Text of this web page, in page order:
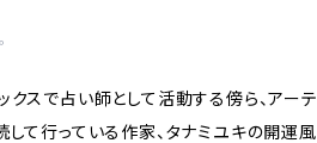
クスで占い師として活動する傍ら、アーテ
して行っている作家、タナミユキの開運風